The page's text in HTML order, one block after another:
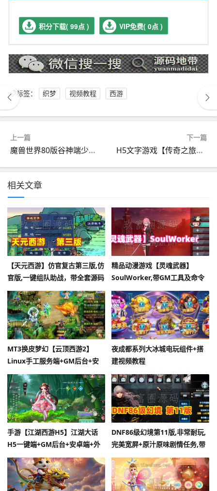
积分下载( 99点 ) VIP免费( 0点 )
标签： 织梦 视频教程 西游
上一篇
魔兽世界80版谷神端少林寺版本，超智能机器人副本走位，新技能附魔+商城+局域外网教程
下一篇
H5文字游戏【传奇之旅】Linux手工端+cocos creator源码
相关文章
【天元西游】仿官复古第三版,仿
官版,一键组队助战，带全套源码
+玩法攻略+局域外网架设教程
精品动漫游戏【灵魂武器】
SoulWorker,带GM工具及命令
+物品ID+安装及使用视频教程
MT3换皮梦幻【云顶西游2】
Linux手工服务端+GM后台+安
卓苹果双端+全套源码
夜成都系列大冰城电玩组件+搭
建视频教程
手游【江湖西游H5】江湖大话
H5一键端+GM后台+安卓端+外
网教程
DNF86级幻境第11版,非常耐玩,
完美宽屏+原汁原味剧情任务,带
GM及视频教程